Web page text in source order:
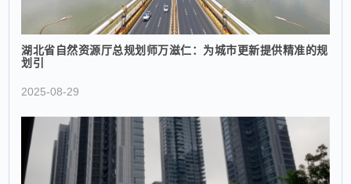
湖北省自然资源厅总规划师万滋仁：为城市更新提供精准的规
划引
2025-08-29